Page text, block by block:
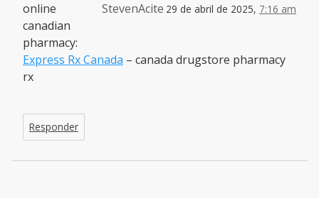
StevenAcite 29 de abril de 2025, 7:16 am
online
canadian
pharmacy:
Express Rx Canada – canada drugstore pharmacy
rx
Responder